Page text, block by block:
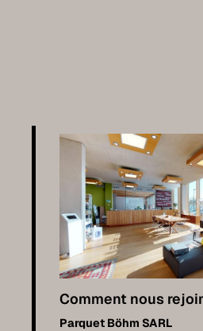
Comment nous
Parquet Böhm SARL